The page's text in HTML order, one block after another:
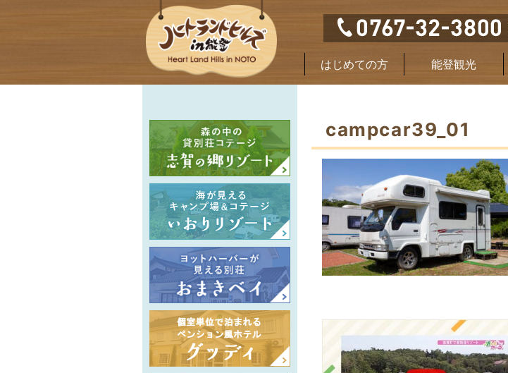
はじめての方 能登観光
campcar39_01